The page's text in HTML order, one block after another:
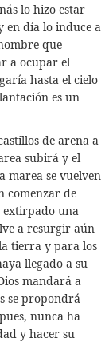
lo hizo estar
en día lo induce a
que
a ocupar el
hasta el cielo
es un
de arena a
subirá y el
marea se vuelven
comenzar de
extirpado una
a resurgir aún
tierra y para los
llegado a su
mandará a
se propondrá
nunca ha
y hacer su